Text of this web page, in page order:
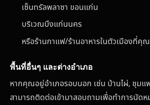
เซ็นทรัลพลาซา ขอนแก่น
บริเวณบึงแก่นนคร
หรือร้านกาแฟ/ร้านอาหารในตัวเมืองที่คุ
พื้นที่อื่นๆ และต่างอำเภอ
หากคุณอยู่อำเภอรอบนอก เช่น บ้านไผ่, ชุมแ
สามารถติดต่อเข้ามาสอบถามเพื่อทำการนัดห